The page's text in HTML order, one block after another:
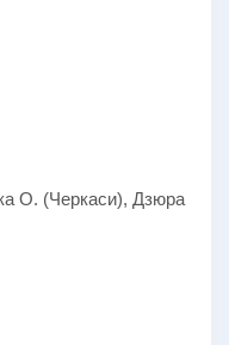
О. (Черкаси), Дзюра